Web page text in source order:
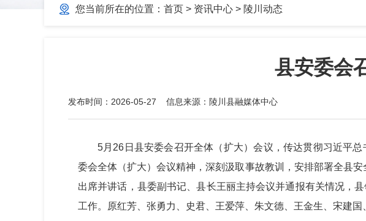
您当前所在的位置： 首页 > 资讯中心 > 陵川动态
县安委会
发布时间： 2026-05-27 信息来源： 陵川县融媒体中心
5月26日县安委会召开全体（扩大）会议，传达贯彻习近平
委会全体（扩大）会议精神，深刻汲取事故教训，安排部署全县
出席并讲话，县委副书记、县长王丽主持会议并通报有关情况，
工作。原红芳、张勇力、史君、王爱萍、朱文德、王金生、宋建国